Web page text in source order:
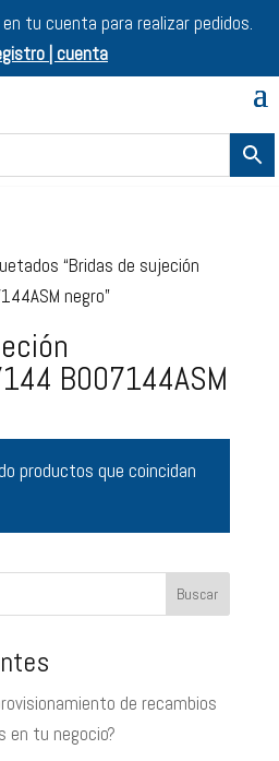
tu cuenta para realizar pedidos.
| cuenta
“Bridas de sujeción
negro”
B007144ASM
productos que coincidan
Buscar
de recambios
en tu negocio?